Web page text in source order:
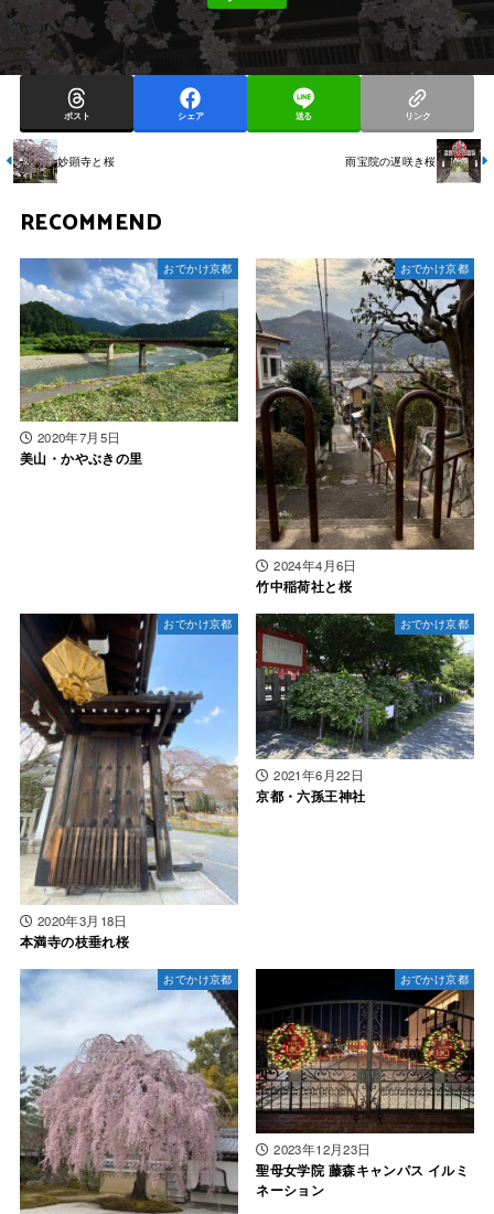
ポスト シェア 送る リンク
妙顕寺と桜 雨宝院の遅咲き桜
RECOMMEND
おでかけ京都
2020年7月5日
美山・かやぶきの里
おでかけ京都
2024年4月6日
竹中稲荷社と桜
おでかけ京都
2020年3月18日
本満寺の枝垂れ桜
おでかけ京都
2021年6月22日
京都・六孫王神社
おでかけ京都 おでかけ京都
2023年12月23日
聖母女学院 藤森キャンパス イルミ
ネーション